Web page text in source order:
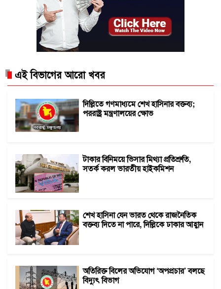
এই বিভাগের আরো খবর
দিল্লিতে গণমাধ্যমে শেখ হাসিনার বক্তব্য;
পররাষ্ট্র মন্ত্রণালয়ের ক্ষোভ
টাকার বিনিময়ে ভিসার মিথ্যা প্রতিশ্রুতি,
সতর্ক করল ভারতীয় হাইকমিশন
শেখ হাসিনা যেন ভারত থেকে রাজনৈতিক
বক্তব্য দিতে না পারে, দিল্লিকে ঢাকার আহ্বান
অতিরিক্ত বিলের অভিযোগ ‘অপপ্রচার’ বলছে
বিদ্যুৎ বিভাগ